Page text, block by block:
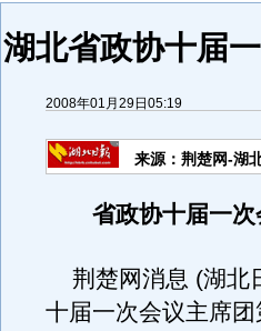
湖北省政协十届
2008年01月29日05:19
来源：荆楚网-湖
省政协十届一
荆楚网消息 (湖北
十届一次会议主席